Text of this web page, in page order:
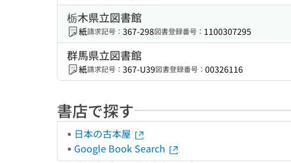
栃木県立図書館
紙請求記号： 367-298図書登録番号： 1100307295
群馬県立図書館
紙請求記号： 367-U39図書登録番号： 00326116
書店で探す
日本の古本屋
Google Book Search